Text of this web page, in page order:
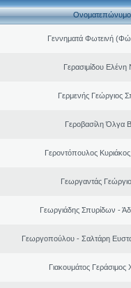
Ονοματεπώνυμο
Γεννηματά Φωτεινή
Γερασιμίδου Ελένη
Γερμενής Γεώργιος
Γεροβασίλη Όλγα
Γεροντόπουλος
Γεωργαντάς
Γεωργιάδης Σπυρίδων -
Γεωργοπούλου - Σαλτάρη
Γιακουμάτος